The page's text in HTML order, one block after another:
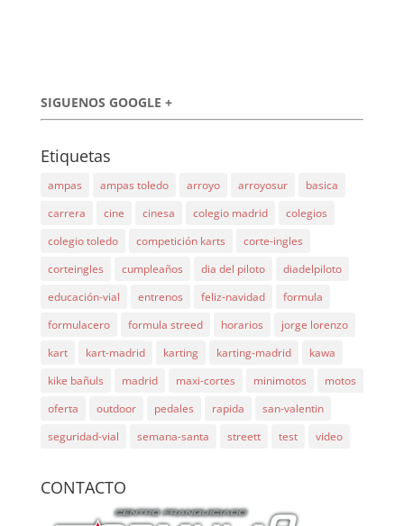
SIGUENOS GOOGLE +
Etiquetas
ampas ampas toledo arroyo arroyosur
basica
carrera
cine cinesa colegio madrid
colegios
colegio toledo
competición karts
corte-ingles
corteingles
cumpleaños dia del piloto
diadelpiloto
educación-vial
entrenos feliz-navidad
formula
formulacero
formula streed horarios
jorge lorenzo
kart
kart-madrid karting karting-madrid
kawa
kike bañuls
madrid maxi-cortes minimotos
motos
oferta
outdoor pedales rapida
san-valentin
seguridad-vial
semana-santa streett test video
CONTACTO